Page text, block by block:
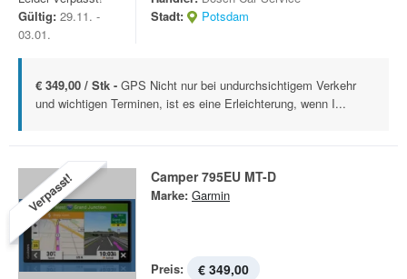
Gültig: 29.11. -
03.01.
Stadt:
Potsdam
€ 349,00 / Stk - GPS Nicht nur bei undurchsichtigem Verkehr
und wichtigen Terminen, ist es eine Erleichterung, wenn I...
Verpasst! Camper 795EU MT-D
Marke: Garmin
Preis: € 349,00